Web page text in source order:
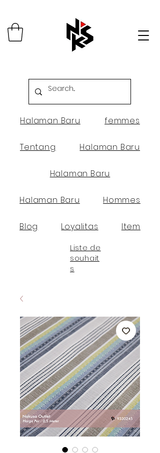
Halaman Baru femmes
Tentang Halaman Baru
Halaman Baru
Halaman Baru Hommes
Blog Loyalitas Item
Liste de
souhait
s